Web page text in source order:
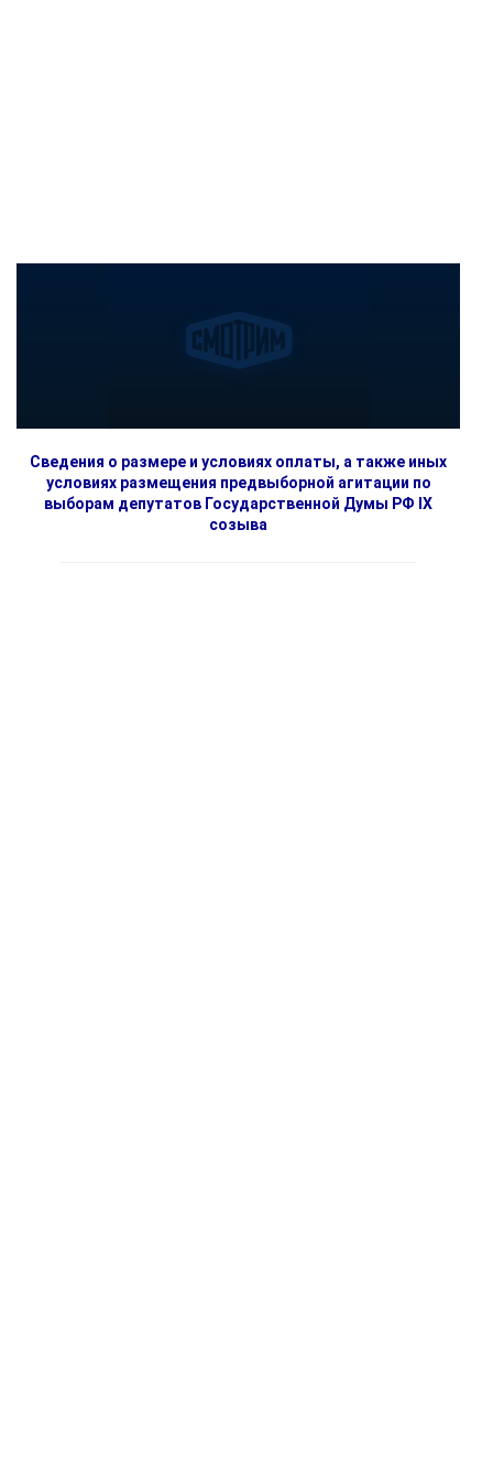
Сведения о размере и условиях оплаты, а также иных
условиях размещения предвыборной агитации по
выборам депутатов Государственной Думы РФ IX
созыва